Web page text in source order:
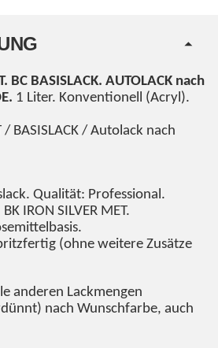
. BC BASISLACK. AUTOLACK nach
1 Liter. Konventionell (Acryl).
/ BASISLACK / Autolack nach
Qualität: Professional.
BK IRON SILVER MET.
(ohne weitere Zusätze
anderen Lackmengen
nach Wunschfarbe, auch